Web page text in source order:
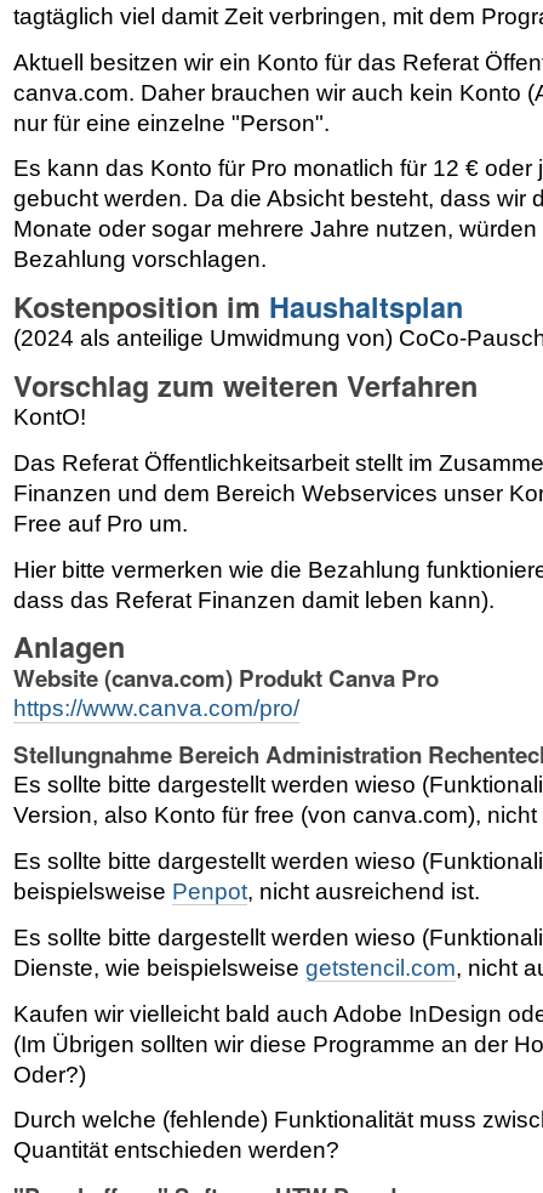
tagtäglich viel damit Zeit verbringen, mit dem
Aktuell besitzen wir ein Konto für das Referat
canva.com. Daher brauchen wir auch kein Konto
nur für eine einzelne "Person".
Es kann das Konto für Pro monatlich für 12 € oder
gebucht werden. Da die Absicht besteht, dass wir
Monate oder sogar mehrere Jahre nutzen,
Bezahlung vorschlagen.
Kostenposition im Haushaltsplan
(2024 als anteilige Umwidmung von) CoCo-
Vorschlag zum weiteren Verfahren
KontO!
Das Referat Öffentlichkeitsarbeit stellt im
Finanzen und dem Bereich Webservices unser
Free auf Pro um.
Hier bitte vermerken wie die Bezahlung
dass das Referat Finanzen damit leben kann).
Anlagen
Website (canva.com) Produkt Canva Pro
https://www.canva.com/pro/
Stellungnahme Bereich Administration
Es sollte bitte dargestellt werden wieso
Version, also Konto für free (von canva.com),
Es sollte bitte dargestellt werden wieso
beispielsweise Penpot, nicht ausreichend ist.
Es sollte bitte dargestellt werden wieso
Dienste, wie beispielsweise getstencil.com, nicht
Kaufen wir vielleicht bald auch Adobe InDesign
(Im Übrigen sollten wir diese Programme an der
Oder?)
Durch welche (fehlende) Funktionalität muss
Quantität entschieden werden?